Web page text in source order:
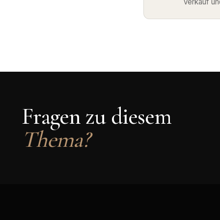
Fragen zu diesem
Thema?